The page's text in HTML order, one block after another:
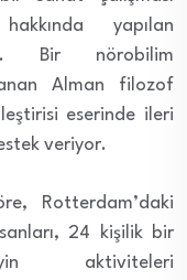
yapılan
Bir nörobilim
Alman filozof
eserinde ileri
veriyor.
Rotterdam’daki
24 kişilik bir
aktiviteleri